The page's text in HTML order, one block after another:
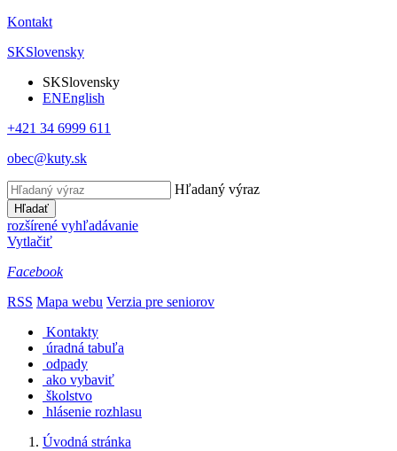
Kontakt
SKSlovensky
SKSlovensky
ENEnglish
+421 34 6999 611
obec@kuty.sk
Hľadaný výraz
Hľadať
rozšírené vyhľadávanie
Vytlačiť
Facebook
RSS Mapa webu Verzia pre seniorov
Kontakty
úradná tabuľa
odpady
ako vybaviť
školstvo
hlásenie rozhlasu
Úvodná stránka